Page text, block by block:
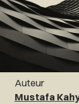
Auteur
Mustafa